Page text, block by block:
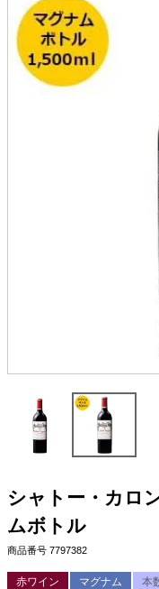
シャトー・カロ
ムボトル
商品番号 7797382
赤ワイン マグナム 本